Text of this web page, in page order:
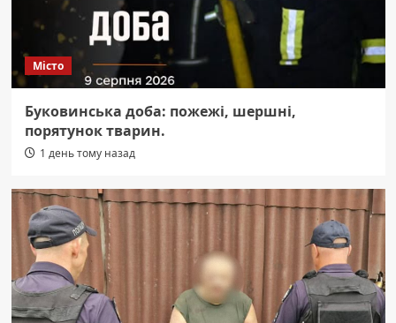
Місто
Буковинська доба: пожежі, шершні,
порятунок тварин.
1 день тому назад